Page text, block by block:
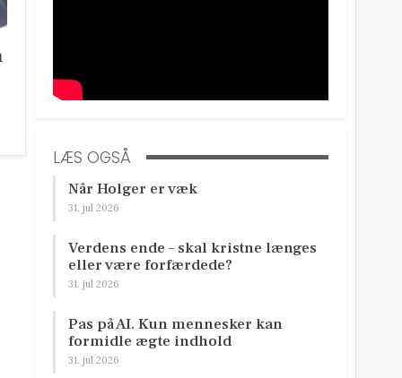
LÆS OGSÅ
Når Holger er væk
31. jul 2026
Verdens ende – skal kristne længes
eller være forfærdede?
31. jul 2026
Pas på AI. Kun mennesker kan
formidle ægte indhold
31. jul 2026